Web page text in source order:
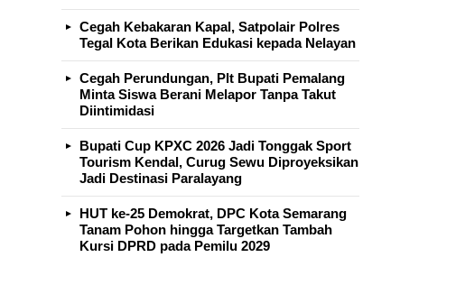
Cegah Kebakaran Kapal, Satpolair Polres
Tegal Kota Berikan Edukasi kepada Nelayan
Cegah Perundungan, Plt Bupati Pemalang
Minta Siswa Berani Melapor Tanpa Takut
Diintimidasi
Bupati Cup KPXC 2026 Jadi Tonggak Sport
Tourism Kendal, Curug Sewu Diproyeksikan
Jadi Destinasi Paralayang
HUT ke-25 Demokrat, DPC Kota Semarang
Tanam Pohon hingga Targetkan Tambah
Kursi DPRD pada Pemilu 2029